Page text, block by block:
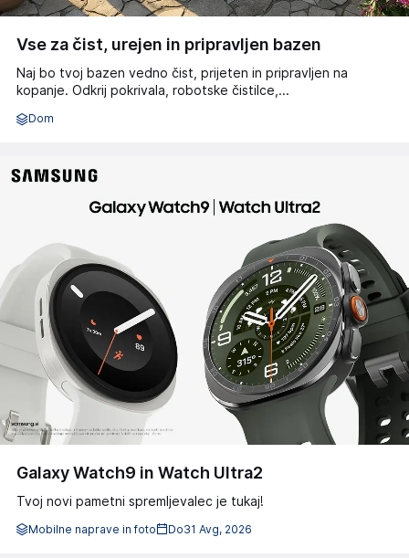
Vse za čist, urejen in pripravljen bazen
Naj bo tvoj bazen vedno čist, prijeten in pripravljen na
kopanje. Odkrij pokrivala, robotske čistilce,...
Dom
Galaxy Watch9 in Watch Ultra2
Tvoj novi pametni spremljevalec je tukaj!
Mobilne naprave in foto Do31 Avg, 2026